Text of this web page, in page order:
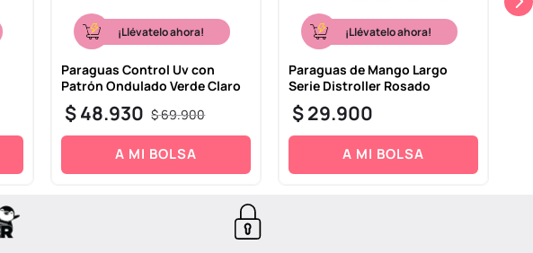
¡Llévatelo ahora!
Paraguas Control Uv con
Patrón Ondulado Verde Claro
$69.900
$48.930
A MI BOLSA
¡Llévatelo ahora!
Paraguas de Mango Largo
Serie Distroller Rosado
$29.900
A MI BOLSA